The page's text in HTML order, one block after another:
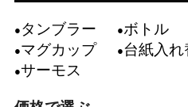
タンブラー ボトル
マグカップ
台紙入
サーモス